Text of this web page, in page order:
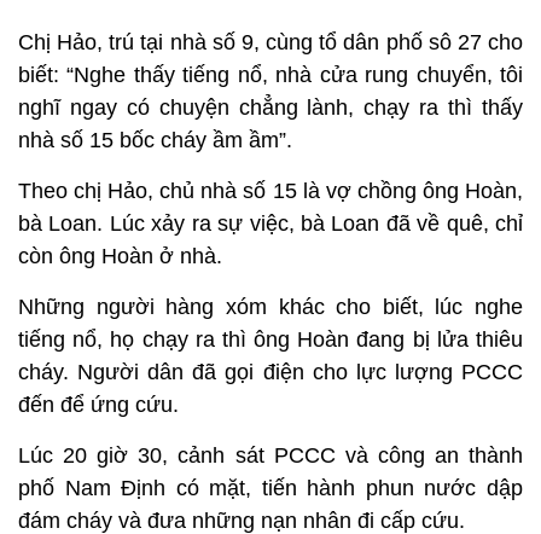
Chị Hảo, trú tại nhà số 9, cùng tổ dân phố sô 27 cho
biết: “Nghe thấy tiếng nổ, nhà cửa rung chuyển, tôi
nghĩ ngay có chuyện chẳng lành, chạy ra thì thấy
nhà số 15 bốc cháy ầm ầm”.
Theo chị Hảo, chủ nhà số 15 là vợ chồng ông Hoàn,
bà Loan. Lúc xảy ra sự việc, bà Loan đã về quê, chỉ
còn ông Hoàn ở nhà.
Những người hàng xóm khác cho biết, lúc nghe
tiếng nổ, họ chạy ra thì ông Hoàn đang bị lửa thiêu
cháy. Người dân đã gọi điện cho lực lượng PCCC
đến để ứng cứu.
Lúc 20 giờ 30, cảnh sát PCCC và công an thành
phố Nam Định có mặt, tiến hành phun nước dập
đám cháy và đưa những nạn nhân đi cấp cứu.